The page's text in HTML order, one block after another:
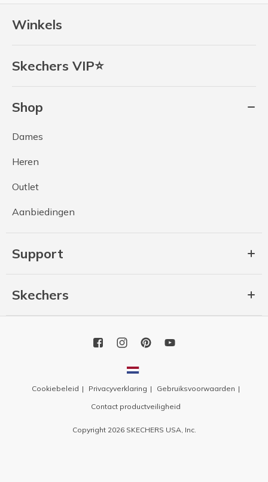
Winkels
Skechers VIP⭐
Shop
Dames
Heren
Outlet
Aanbiedingen
Support
Skechers
Cookiebeleid Privacyverklaring
Gebruiksvoorwaarden
Contact productveiligheid
Copyright 2026 SKECHERS USA, Inc.